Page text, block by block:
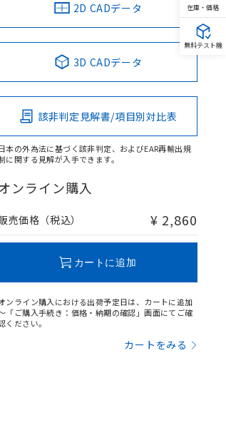
2D CADデータ
3D CADデータ
該非判定見解書/項目別対比表
本の外為法に基づく該非判定、およびEAR再輸出規
に関する見解が入手できます。
ンライン購入
売価格（税込） ¥ 2,860
カートに追加
ンライン購入における出荷予定日は、カートに追加
「ご購入手続き：価格・納期の確認」画面にてご確
ください。
カートをみる
在庫・価格
無料テスト機